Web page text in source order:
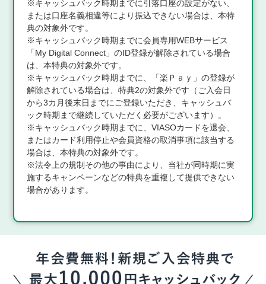
※キャッシュバック時期までに引落口座の設定がない、
または口座名義相違等により振込できない場合は、本特
典の対象外です。
※キャッシュバック時期までに会員専用WEBサービス
「My Digital Connect」のID登録が解除されている場合
は、本特典の対象外です。
※キャッシュバック時期までに、「楽Ｐａｙ」の登録が
解除されている場合は、特典2の対象外です（ご入会日
から3カ月後末日までにご登録いただき、キャッシュバ
ック時期まで継続していただく必要がございます）。
※キャッシュバック時期までに、VIASOカードを退会、
またはカード利用停止や会員資格の取消事項に該当する
場合は、本特典の対象外です。
※法令上の規制その他の事由により、当社が同時期に実
施するキャンペーンなどの特典を重複して提供できない
場合があります。